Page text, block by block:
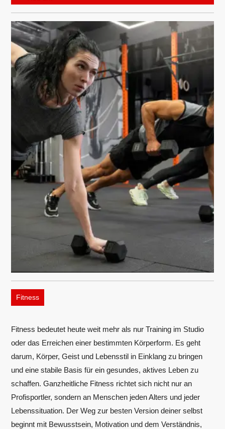
Fitness
Fitness bedeutet heute weit mehr als nur Training im Studio
oder das Erreichen einer bestimmten Körperform. Es geht
darum, Körper, Geist und Lebensstil in Einklang zu bringen
und eine stabile Basis für ein gesundes, aktives Leben zu
schaffen. Ganzheitliche Fitness richtet sich nicht nur an
Profisportler, sondern an Menschen jeden Alters und jeder
Lebenssituation. Der Weg zur besten Version deiner selbst
beginnt mit Bewusstsein, Motivation und dem Verständnis,